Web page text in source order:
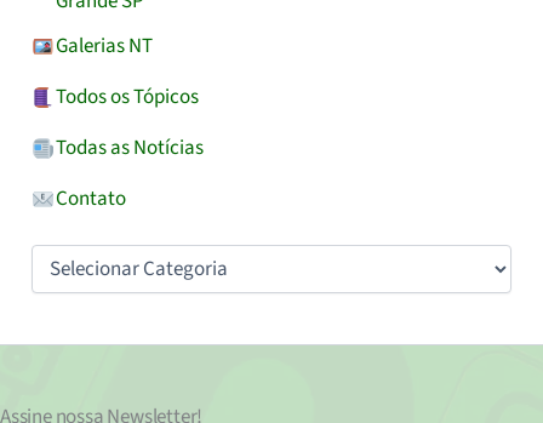
Galerias NT
Todos os Tópicos
Todas as Notícias
Contato